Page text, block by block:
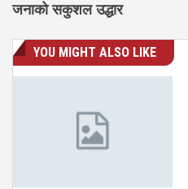
जनाको सकुशल उद्धार
YOU MIGHT ALSO LIKE